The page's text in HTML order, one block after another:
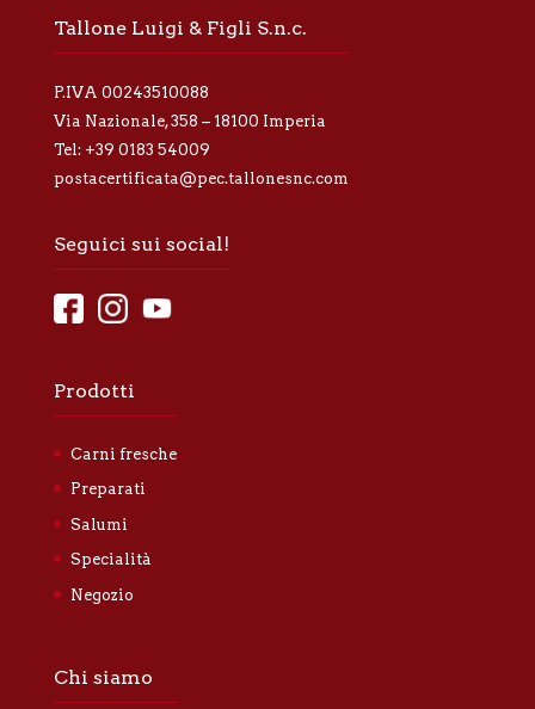
i
v
c
y
Tallone Luigi & Figli S.n.c.
P.IVA 00243510088
Via Nazionale, 358 – 18100 Imperia
Tel: +39 0183 54009
postacertificata@pec.tallonesnc.com
Seguici sui social!
Prodotti
Carni fresche
Preparati
Salumi
Specialità
Negozio
Chi siamo